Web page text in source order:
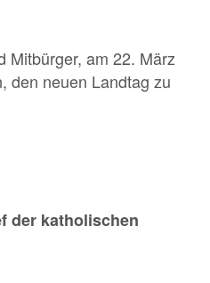
Mitbürger, am 22. März
den neuen Landtag zu
der katholischen